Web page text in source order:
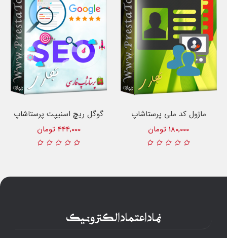
گوگل ریچ اسنیپت پرستاشاپ
444,000 تومان
ماژول کد ملی پرستاشاپ
180,000 تومان
نماد اعتماد الکترونیک